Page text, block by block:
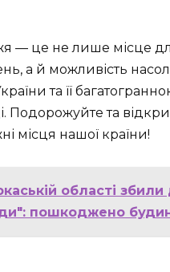
— це не лише місце
а й можливість
та її
Подорожуйте та
місця нашої країни!
області збили
пошкоджено